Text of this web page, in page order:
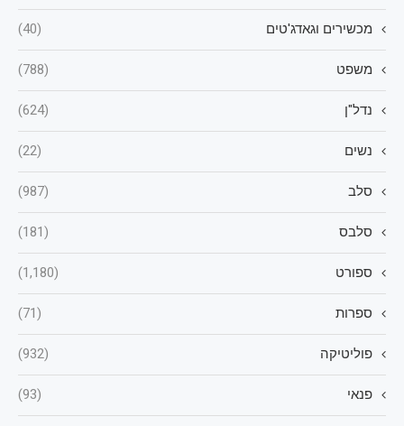
מכשירים וגאדג'טים (40)
משפט (788)
נדל"ן (624)
נשים (22)
סלב (987)
סלבס (181)
ספורט (1,180)
ספרות (71)
פוליטיקה (932)
פנאי (93)